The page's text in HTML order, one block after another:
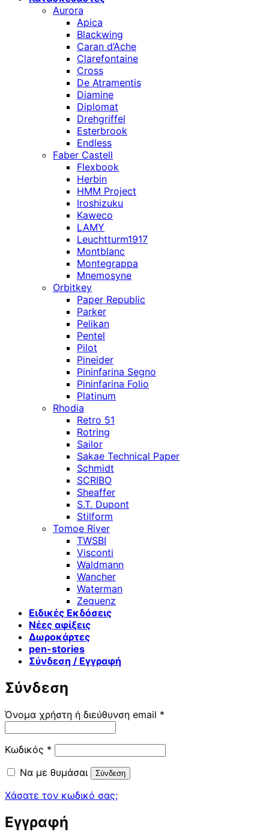
Aurora
Apica
Blackwing
Caran d’Ache
Clarefontaine
Cross
De Atramentis
Diamine
Diplomat
Drehgriffel
Esterbrook
Endless
Faber Castell
Flexbook
Herbin
HMM Project
Iroshizuku
Kaweco
LAMY
Leuchtturm1917
Montblanc
Montegrappa
Mnemosyne
Orbitkey
Paper Republic
Parker
Pelikan
Pentel
Pilot
Pineider
Pininfarina Segno
Pininfarina Folio
Platinum
Rhodia
Retro 51
Rotring
Sailor
Sakae Technical Paper
Schmidt
SCRIBO
Sheaffer
S.T. Dupont
Stilform
Tomoe River
TWSBI
Visconti
Waldmann
Wancher
Waterman
Zequenz
Ειδικές Εκδόσεις
Νέες αφίξεις
Δωροκάρτες
pen-stories
Σύνδεση / Εγγραφή
Σύνδεση
Όνομα χρήστη ή διεύθυνση email *
Κωδικός * Απαιτείται
Να με θυμάσαι
Σύνδεση
Χάσατε τον κωδικό σας;
Εγγραφή